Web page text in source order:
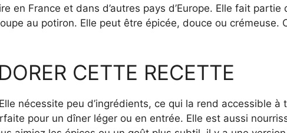
en France et dans d’autres pays d’Europe. Elle fait
au potiron. Elle peut être épicée, douce ou crémeuse.
CETTE RECETTE
nécessite peu d’ingrédients, ce qui la rend accessible à
pour un dîner léger ou en entrée. Elle est aussi